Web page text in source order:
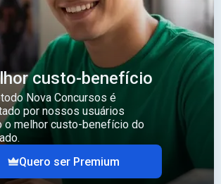
custo-benefício
Nova Concursos é
por nossos usuários
o melhor custo-benefício do
Quero ser Premium